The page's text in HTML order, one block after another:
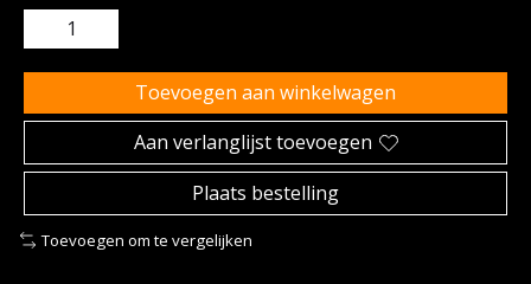
Toevoegen aan winkelwagen
Aan verlanglijst toevoegen
Plaats bestelling
Toevoegen om te vergelijken